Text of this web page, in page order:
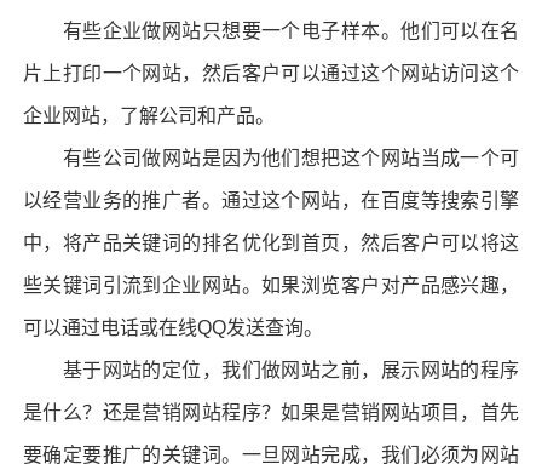
有些企业做网站只想要一个电子样本。他们可以在名
片上打印一个网站，然后客户可以通过这个网站访问这个
企业网站，了解公司和产品。
有些公司做网站是因为他们想把这个网站当成一个可
以经营业务的推广者。通过这个网站，在百度等搜索引擎
中，将产品关键词的排名优化到首页，然后客户可以将这
些关键词引流到企业网站。如果浏览客户对产品感兴趣，
可以通过电话或在线QQ发送查询。
基于网站的定位，我们 做网站之前，展示网站的程序
是什么？还是营销网站程序？如果是营销网站项目，首先
要确定要推广的关键词。一旦网站完成，我们必须为网站